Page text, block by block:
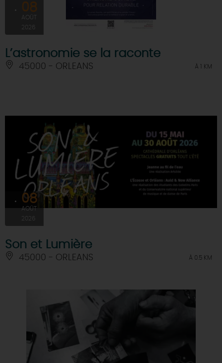
08
AOÛT
2026
L’astronomie se la raconte
45000 - ORLEANS À 1 KM
08
AOÛT
2026
Son et Lumière
45000 - ORLEANS À 0.5 KM